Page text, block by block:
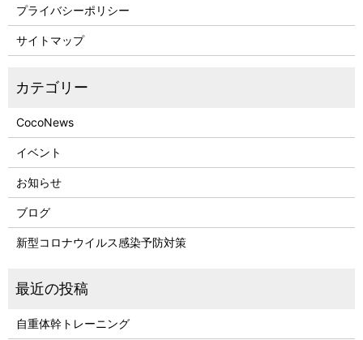
プライバシーポリシー
サイトマップ
CocoNews
イベント
お知らせ
ブログ
新型コロナウイルス感染予防対策
自重体幹トレーニング